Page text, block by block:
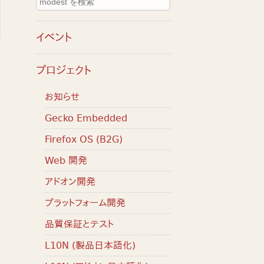
イベント
プロジェクト
お知らせ
Gecko Embedded
Firefox OS (B2G)
Web 開発
アドオン開発
プラットフォーム開発
品質保証とテスト
L10N (製品日本語化)